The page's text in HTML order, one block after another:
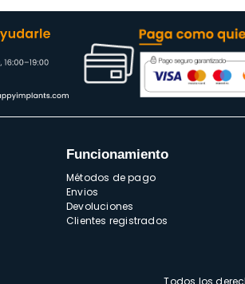
Funcionamiento
Métodos de pago
Envios
Devoluciones
Clientes registrados